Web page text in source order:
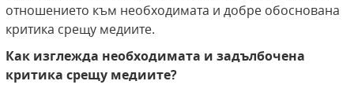
отношението към необходимата и добре обоснована
критика срещу медиите.
Как изглежда необходимата и задълбочена
критика срещу медиите?